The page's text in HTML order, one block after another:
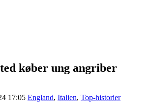
køber ung angriber
17:05 England, Italien, Top-historier